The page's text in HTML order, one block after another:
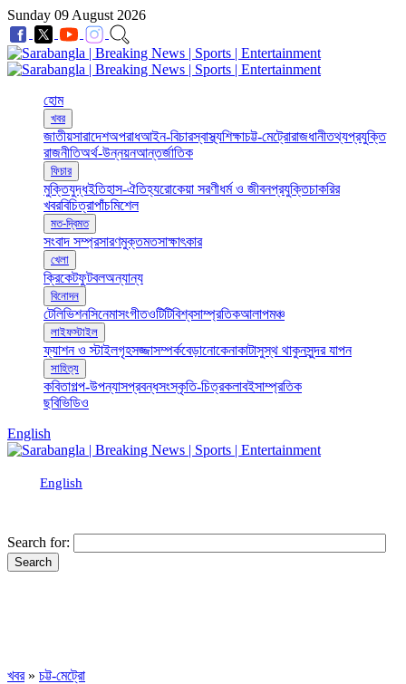
Sunday 09 August 2026
হোম
খবর
জাতীয়সারাদেশঅপরাধআইন-বিচারস্বাস্থ্যশিক্ষাচট্ট-মেট্রোরাজধানীতথ্যপ্রযুক্তি
রাজনীতিঅর্থ-উন্নয়নআন্তর্জাতিক
ফিচার
মুক্তিযুদ্ধইতিহাস-ঐতিহ্যরোকেয়া সরণীধর্ম ও জীবনপ্রযুক্তিচাকরির
খবরবিচিত্রাপাঁচমিশেল
মত-দ্বিমত
সংবাদ সম্প্রসারণমুক্তমতসাক্ষাৎকার
খেলা
ক্রিকেটফুটবলঅন্যান্য
বিনোদন
টেলিভিশনসিনেমাসংগীতওটিটিবিশ্বসাম্প্রতিকআলাপমঞ্চ
লাইফস্টাইল
ফ্যাশন ও স্টাইলগৃহসজ্জাসম্পর্কবেড়ানোকেনাকাটাসুস্থ থাকুনসুন্দর যাপন
সাহিত্য
কবিতাগল্প-উপন্যাসপ্রবন্ধসংস্কৃতি-চিত্রকলাবইসাম্প্রতিক
ছবিভিডিও
English
English
Search for:
খবর » চট্ট-মেট্রো